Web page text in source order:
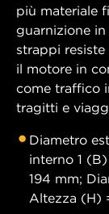
più materiale
guarnizione
strappi
il motore in
come traffico
tragitti e
Diametro
interno 1
194 mm;
Altezza (H)